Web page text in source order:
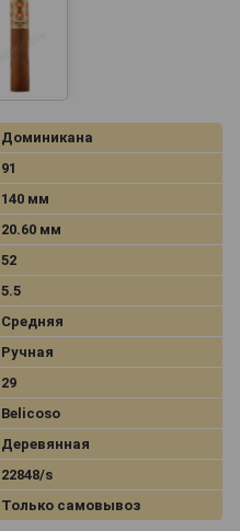
Доминикана
91
140 мм
20.60 мм
52
5.5
Средняя
Ручная
29
Belicoso
Деревянная
22848/s
Только самовывоз